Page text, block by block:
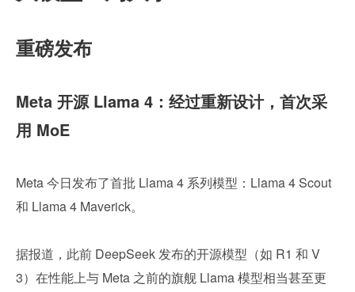
重磅发布
Meta 开源 Llama 4：经过重新设计，首次采
用 MoE
Meta 今日发布了首批 Llama 4 系列模型：Llama 4 Scout
和 Llama 4 Maverick。
据报道，此前 DeepSeek 发布的开源模型（如 R1 和 V
3）在性能上与 Meta 之前的旗舰 Llama 模型相当甚至更